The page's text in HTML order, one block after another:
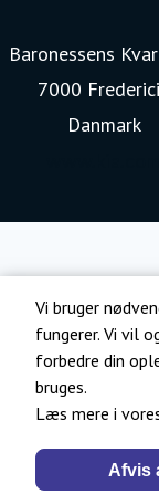
Vi bruger
fungerer. Vi vil
forbedre din
bruges.
Læs mere i
Afvis
Baronessens
7000
Danmark